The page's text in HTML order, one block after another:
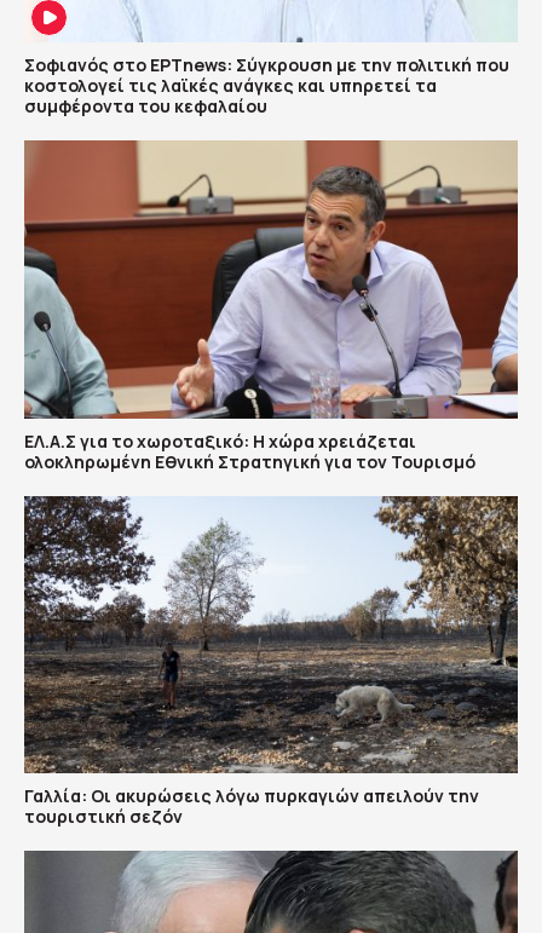
Σοφιανός στο ΕΡΤnews: Σύγκρουση με την πολιτική που
κοστολογεί τις λαϊκές ανάγκες και υπηρετεί τα
συμφέροντα του κεφαλαίου
ΕΛ.Α.Σ για το χωροταξικό: Η χώρα χρειάζεται
ολοκληρωμένη Εθνική Στρατηγική για τον Τουρισμό
Γαλλία: Οι ακυρώσεις λόγω πυρκαγιών απειλούν την
τουριστική σεζόν